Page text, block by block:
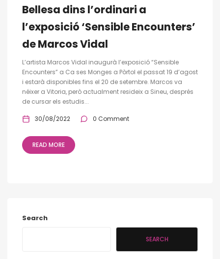
Bellesa dins l’ordinari a
l’exposició ‘Sensible Encounters’
de Marcos Vidal
L’artista Marcos Vidal inaugurà l’exposició “Sensible
Encounters” a Ca ses Monges a Pòrtol el passat 19 d’agost
i estarà disponibles fins el 20 de setembre. Marcos va
néixer a Vitoria, però actualment resideix a Sineu, després
de cursar els estudis...
30/08/2022 0 Comment
READ MORE
Search
SEARCH